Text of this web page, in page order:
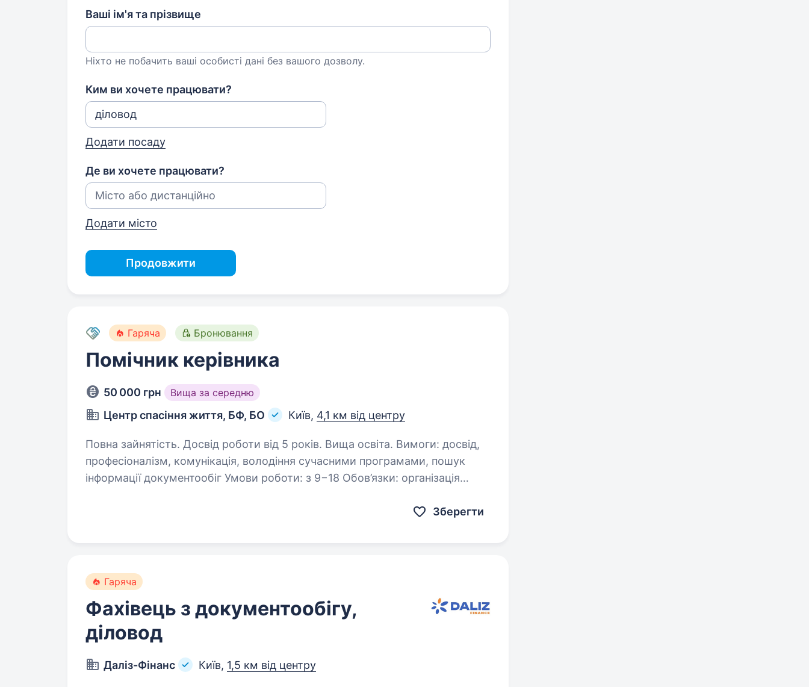
Ваші ім'я та прізвище
Ніхто не побачить ваші особисті дані без вашого дозволу.
Ким ви хочете працювати?
Додати посаду
Де ви хочете працювати?
Додати місто
Продовжити
Гаряча Бронювання
Помічник керівника
50 000 грн Вища за середню
Центр спасіння життя, БФ, БО Київ, 4,1 км від центру
Повна зайнятість. Досвід роботи від 5 років. Вища освіта. Вимоги: досвід,
професіоналізм, комунікація, володіння сучасними програмами, пошук
інформації документообіг Умови роботи: з 9−18 Обов’язки: організація
Зберегти
Гаряча
Фахівець з документообігу,
діловод
Даліз-Фінанс Київ, 1,5 км від центру